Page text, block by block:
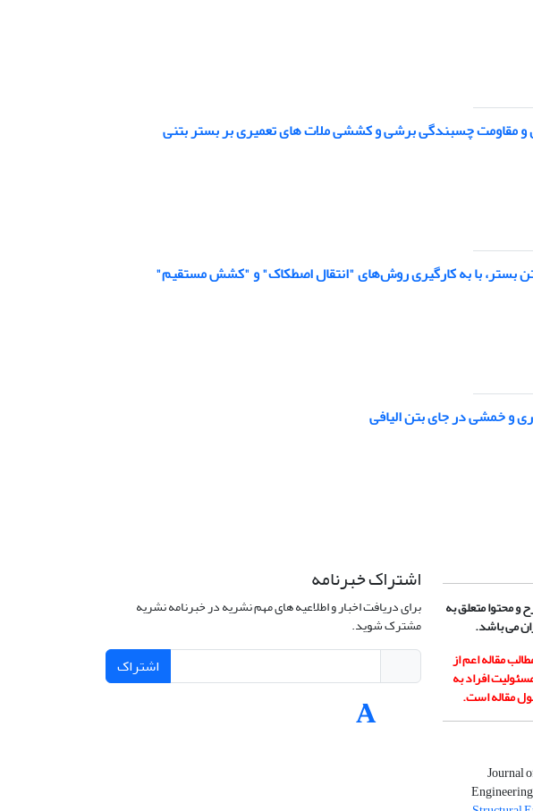
و مقاومت چسبندگی برشی و کششی ملات های تعمیری بر بستر بتنی
بستر، با به کارگیری روش‌های "انتقال اصطکاک" و "کشش مستقیم"
و خمشی در جای بتن الیافی
و محتوا متعلق به
می باشد.
مقاله اعم از
افراد به
مقاله است.
Journal
اشتراک خبرنامه
برای دریافت اخبار و اطلاعیه های مهم نشریه در خبرنامه نشریه
مشترک شوید.
اشتراک